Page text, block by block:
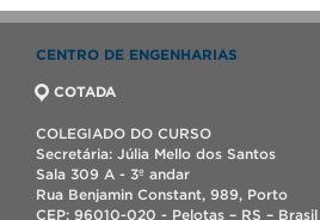
CENTRO DE ENGENHARIAS
COTADA
COLEGIADO DO CURSO
Secretária: Júlia Mello dos Santos
Sala 309 A - 3º andar
Rua Benjamin Constant, 989, Porto
CEP: 96010-020 - Pelotas – RS – Brasil